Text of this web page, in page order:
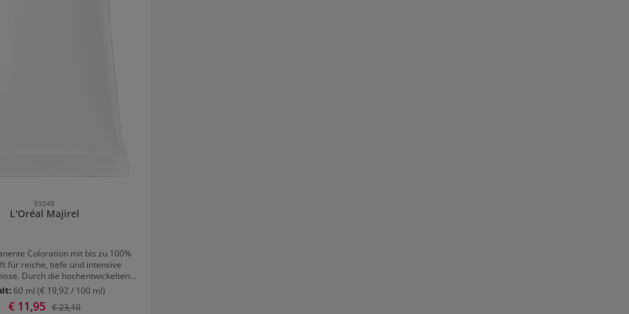
93248
L'Oréal Majirel
Coloration mit bis zu 100%
für reiche, tiefe und intensive
Durch die hochentwickelten
werden die 3 Zonen des Haares
und die kompletten Haarfasern
die sich eine reiche, tiefe,
60 ml (€ 19,92 / 100 ml)
Verkaufspreis:
€ 11,95 Regulärer Preis:
€ 23,10